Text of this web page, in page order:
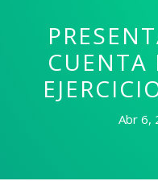
CUENTA
Abr 6,